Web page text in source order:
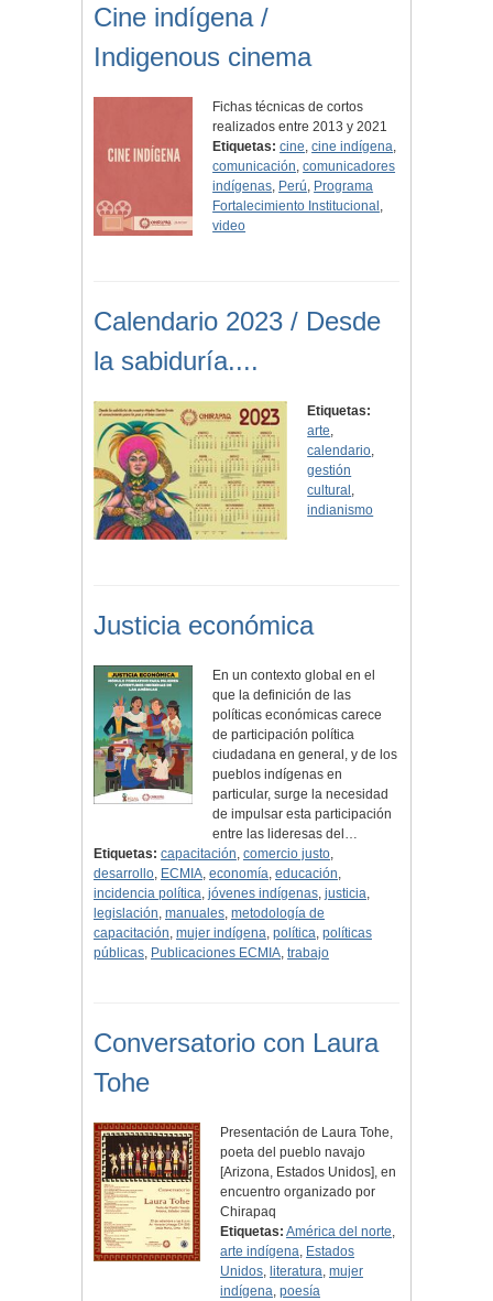
Cine indígena /
Indigenous cinema
Fichas técnicas de cortos
realizados entre 2013 y 2021
Etiquetas: cine,cine indígena,
comunicación,comunicadores
indígenas, Perú, Programa
Fortalecimiento Institucional ,
video
Calendario 2023 / Desde
la sabiduría....
Etiquetas:
arte,
calendario,
gestión
cultural ,
indianismo
Justicia económica
En un contexto global en el
que la definición de las
políticas económicas carece
de participación política
ciudadana en general, y de los
pueblos indígenas en
particular, surge la necesidad
de impulsar esta participación
entre las lideresas del…
Etiquetas: capacitación, comercio justo,
desarrollo, ECMIA, economía, educación,
incidencia política, jóvenes indígenas, justicia,
legislación, manuales, metodología de
capacitación, mujer indígena, política, políticas
públicas, Publicaciones ECMIA, trabajo
Conversatorio con Laura
Tohe
Presentación de Laura Tohe,
poeta del pueblo navajo
[Arizona, Estados Unidos], en
encuentro organizado por
Chirapaq
Etiquetas: América del norte,
arte indígena, Estados
Unidos, literatura,mujer
indígena,poesía